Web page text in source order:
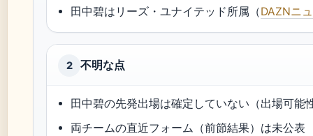
田中碧はリーズ・ユナイテッド所属（DAZNニ
2 不明な点
田中碧の先発出場は確定していない（出場可能
両チームの直近フォーム（前節結果）は未公表